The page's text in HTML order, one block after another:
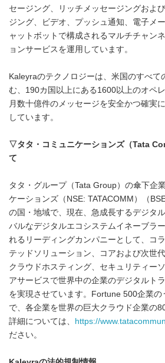
セージング、リッチメッセージングおよ
ジング、ビデオ、プッシュ通知、電子メ
ャットボットで構成されるマルチチャン
ョンサービスを運用しています。
Kaleyraのテクノロジーは、米国のすべて
む、190カ国以上にある1600以上のオペ
月数十億件のメッセージを安全かつ確実
しています。
▽タタ・コミュニケーションズ（Tata
て
タタ・グループ（Tata Group）の傘下企
ケーションズ（NSE: TATACOMM）（
の国・地域で、現在、急成長するデジタ
バルなデジタルエコシステムイネーブラ
れるリーディングカンパニーとして、コ
テッドソリューション、コアおよび次世
クラウドホスティング、セキュリティー
アサービスで世界中の企業のデジタルト
を実現させています。Fortune 500企業の
で、各企業を世界の巨大クラウド企業の
詳細については、
https://
ださい。